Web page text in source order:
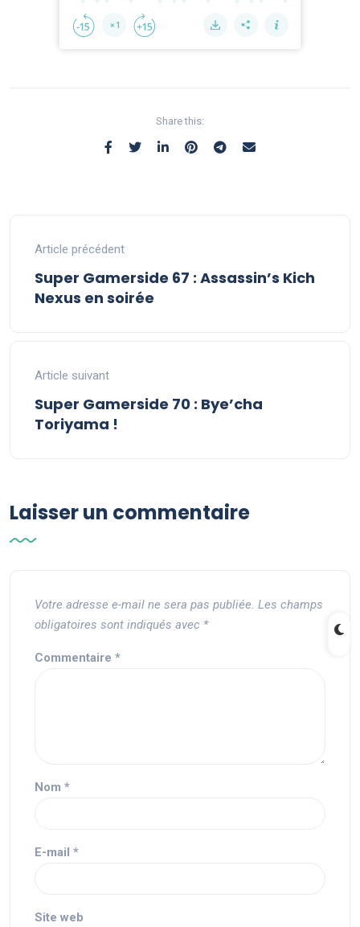
Share this:
Article précédent
Super Gamerside 67 : Assassin’s Kich
Nexus en soirée
Article suivant
Super Gamerside 70 : Bye’cha
Toriyama !
Laisser un commentaire
Votre adresse e-mail ne sera pas publiée. Les champs
obligatoires sont indiqués avec *
Commentaire *
Nom *
E-mail *
Site web